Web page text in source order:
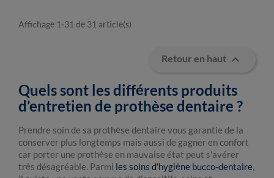
Affichage 1-31 de 31 article(s)
Retour en haut 
Quels sont les différents produits
d’entretien de prothèse dentaire ?
Prendre soin de sa prothèse dentaire vous garantie de la
conserver plus longtemps mais aussi de gagner en confort
car porter une prothèse en mauvaise état peut s'avérer
très désagréable. Parmi les soins d'hygiène bucco-dentaire,